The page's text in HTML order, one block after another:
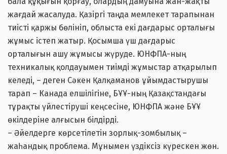
жағдай жасалуда. Қазіргі таңда мемлекет тарапынан
тиісті қаржы бөлініп, облыста екі дағдарыс орталығы
жұмыс істеп жатыр. Қосымша үш дағдарыс
орталығын ашу жұмысы жүруде. ЮНФПА-ның
техникалық қолдауымен тиімді жұмыстар атқарылып
келеді, – деген Сәкен Қалқаманов ұйымдастырушы
тарап – Канада елшілігіне, БҰҰ-ның Қазақстандағы
тұрақты үйлестіруші кеңсесіне, ЮНФПА және БҰҰ
өкілдеріне алғысын білдірді.
– Әйелдерге көрсетілетін зорлық-зомбылық –
жаһандық проблема. Мұнымен үздіксіз күрескен жөн.